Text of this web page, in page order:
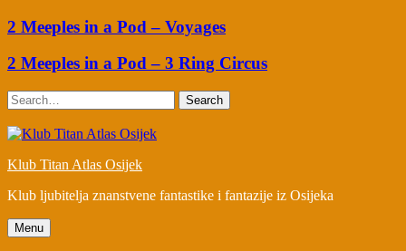
2 Meeples in a Pod – Voyages
2 Meeples in a Pod – 3 Ring Circus
Search
Klub Titan Atlas Osijek
Klub ljubitelja znanstvene fantastike i fantazije iz Osijeka
Menu